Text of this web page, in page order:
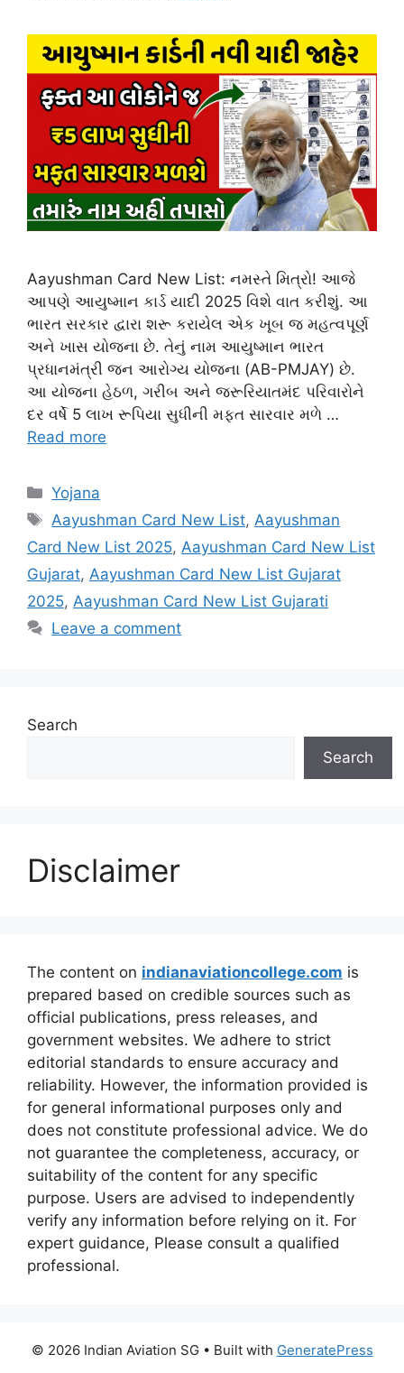
Aayushman Card New List: નમસ્તે મિત્રો! આજે
આપણે આયુષ્માન કાર્ડ યાદી 2025 વિશે વાત કરીશું. આ
ભારત સરકાર દ્વારા શરૂ કરાયેલ એક ખૂબ જ મહત્વપૂર્ણ
અને ખાસ યોજના છે. તેનું નામ આયુષ્માન ભારત
પ્રધાનમંત્રી જન આરોગ્ય યોજના (AB-PMJAY) છે.
આ યોજના હેઠળ, ગરીબ અને જરૂરિયાતમંદ પરિવારોને
દર વર્ષે 5 લાખ રૂપિયા સુધીની મફત સારવાર મળે …
Read more
Categories
Yojana
Tags
Aayushman Card New List, Aayushman
Card New List 2025, Aayushman Card New List
Gujarat, Aayushman Card New List Gujarat
2025, Aayushman Card New List Gujarati
Leave a comment
Search
Search
Disclaimer
The content on indianaviationcollege.com is
prepared based on credible sources such as
official publications, press releases, and
government websites. We adhere to strict
editorial standards to ensure accuracy and
reliability. However, the information provided is
for general informational purposes only and
does not constitute professional advice. We do
not guarantee the completeness, accuracy, or
suitability of the content for any specific
purpose. Users are advised to independently
verify any information before relying on it. For
expert guidance, Please consult a qualified
professional.
© 2026 Indian Aviation SG• Built with GeneratePress